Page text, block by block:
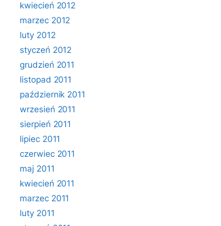
kwiecień 2012
marzec 2012
luty 2012
styczeń 2012
grudzień 2011
listopad 2011
październik 2011
wrzesień 2011
sierpień 2011
lipiec 2011
czerwiec 2011
maj 2011
kwiecień 2011
marzec 2011
luty 2011